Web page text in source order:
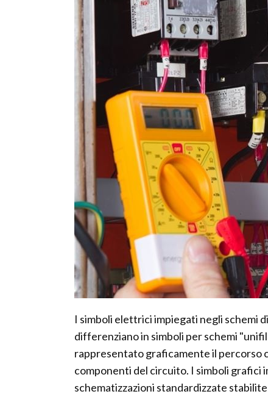
I simboli elettrici impiegati negli schemi
differenziano in simboli per schemi
rappresentato graficamente il percorso
componenti del circuito. I simboli grafici
schematizzazioni standardizzate